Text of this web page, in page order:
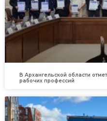
В Архангельской области
рабочих профессий